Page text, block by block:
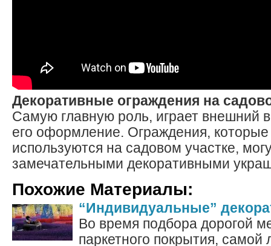
Декоративные ограждения на
Самую главную роль, играет внешний
его оформление. Ограждения, которые
используются на садовом участке,
замечательными декоративными
Похожие Материалы:
“Индивидуальные”
Во время подбора дорогой
паркетного покрытия, самой